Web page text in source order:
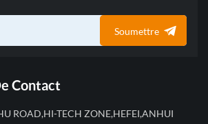
Soumettre
Contact
ROAD,HI-TECH ZONE,HEFEI,ANHUI